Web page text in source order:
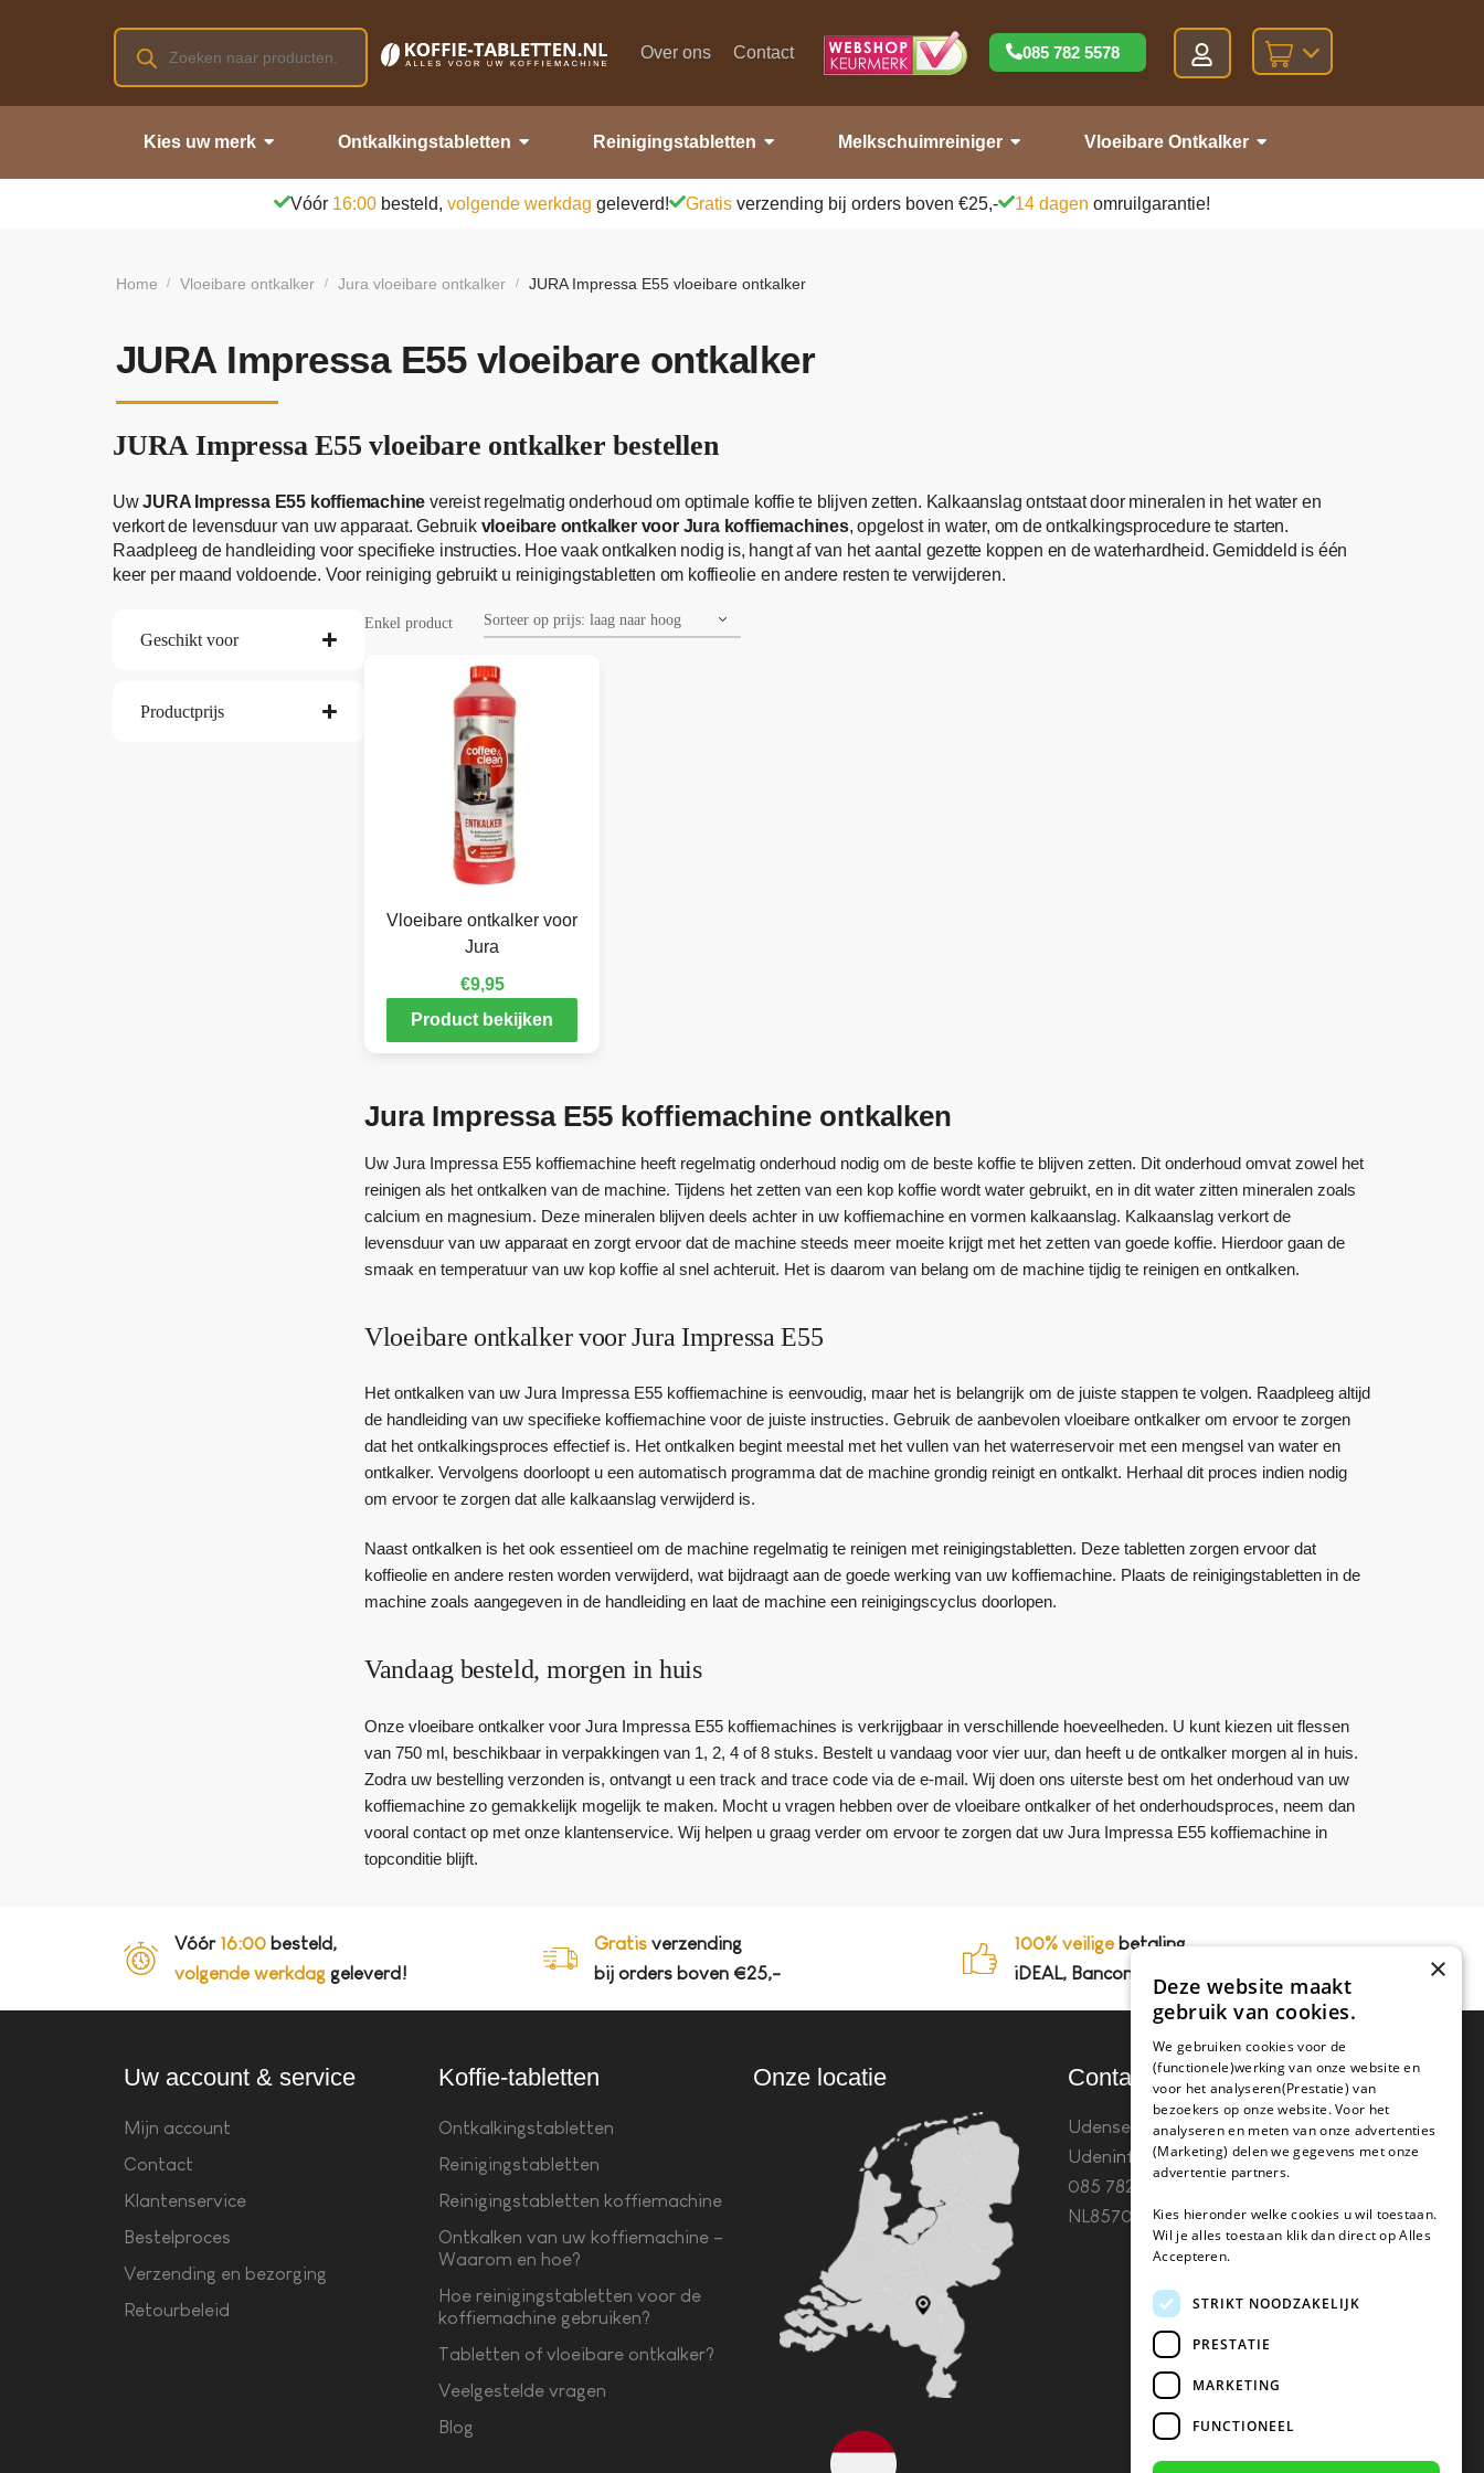
Over ons Contact 085 782 5578
Kies uw merk Ontkalkingstabletten Reinigingstabletten Melkschuimreiniger Vloeibare Ontkalker
Vóór 16:00 besteld, volgende werkdag geleverd! Gratis verzending bij orders boven €25,- 14 dagen omruilgarantie!
Home / Vloeibare ontkalker / Jura vloeibare ontkalker / JURA Impressa E55 vloeibare ontkalker
JURA Impressa E55 vloeibare ontkalker
JURA Impressa E55 vloeibare ontkalker bestellen
UwJURA Impressa E55 koffiemachine vereist regelmatig onderhoud om optimale koffie te blijven zetten. Kalkaanslag ontstaat door mineralen in het water en
verkort de levensduur van uw apparaat. Gebruik vloeibare ontkalker voor Jura koffiemachines, opgelost in water, om de ontkalkingsprocedure te starten.
Raadpleeg de handleiding voor specifieke instructies. Hoe vaak ontkalken nodig is, hangt af van het aantal gezette koppen en de waterhardheid. Gemiddeld is één
keer per maand voldoende. Voor reiniging gebruikt u reinigingstabletten om koffieolie en andere resten te verwijderen.
Geschikt voor
Productprijs
Enkel product
Vloeibare ontkalker voor
Jura
€9,95
Product bekijken
Jura Impressa E55 koffiemachine ontkalken
Uw Jura Impressa E55 koffiemachine heeft regelmatig onderhoud nodig om de beste koffie te blijven zetten. Dit onderhoud omvat zowel het
reinigen als het ontkalken van de machine. Tijdens het zetten van een kop koffie wordt water gebruikt, en in dit water zitten mineralen zoals
calcium en magnesium. Deze mineralen blijven deels achter in uw koffiemachine en vormen kalkaanslag. Kalkaanslag verkort de
levensduur van uw apparaat en zorgt ervoor dat de machine steeds meer moeite krijgt met het zetten van goede koffie. Hierdoor gaan de
smaak en temperatuur van uw kop koffie al snel achteruit. Het is daarom van belang om de machine tijdig te reinigen en ontkalken.
Vloeibare ontkalker voor Jura Impressa E55
Het ontkalken van uw Jura Impressa E55 koffiemachine is eenvoudig, maar het is belangrijk om de juiste stappen te volgen. Raadpleeg altijd
de handleiding van uw specifieke koffiemachine voor de juiste instructies. Gebruik de aanbevolen vloeibare ontkalker om ervoor te zorgen
dat het ontkalkingsproces effectief is. Het ontkalken begint meestal met het vullen van het waterreservoir met een mengsel van water en
ontkalker. Vervolgens doorloopt u een automatisch programma dat de machine grondig reinigt en ontkalkt. Herhaal dit proces indien nodig
om ervoor te zorgen dat alle kalkaanslag verwijderd is.
Naast ontkalken is het ook essentieel om de machine regelmatig te reinigen met reinigingstabletten. Deze tabletten zorgen ervoor dat
koffieolie en andere resten worden verwijderd, wat bijdraagt aan de goede werking van uw koffiemachine. Plaats de reinigingstabletten in de
machine zoals aangegeven in de handleiding en laat de machine een reinigingscyclus doorlopen.
Vandaag besteld, morgen in huis
Onze vloeibare ontkalker voor Jura Impressa E55 koffiemachines is verkrijgbaar in verschillende hoeveelheden. U kunt kiezen uit flessen
van 750 ml, beschikbaar in verpakkingen van 1, 2, 4 of 8 stuks. Bestelt u vandaag voor vier uur, dan heeft u de ontkalker morgen al in huis.
Zodra uw bestelling verzonden is, ontvangt u een track and trace code via de e-mail. Wij doen ons uiterste best om het onderhoud van uw
koffiemachine zo gemakkelijk mogelijk te maken. Mocht u vragen hebben over de vloeibare ontkalker of het onderhoudsproces, neem dan
vooral contact op met onze klantenservice. Wij helpen u graag verder om ervoor te zorgen dat uw Jura Impressa E55 koffiemachine in
topconditie blijft.
Vóór 16:00 besteld,
volgende werkdag geleverd!
Gratis verzending
bij orders boven €25,-
100% veiligebetaling,
iDEAL, Bancontact en op rekening
Uw account & service
Mijn account
Contact
Klantenservice
Bestelproces
Verzending en bezorging
Retourbeleid
Koffie-tabletten
Ontkalkingstabletten
Reinigingstabletten
Reinigingstabletten koffiemachine
Ontkalken van uw koffiemachine –
Waarom en hoe?
Hoe reinigingstabletten voor de
koffiemachine gebruiken?
Tabletten of vloeibare ontkalker?
Veelgestelde vragen
Blog
Onze locatie Contact
Udenseweg 8B 5405 PA
Udeninfo(@)koffie-tabletten.nlTel.
085 782 5578KvK 67529623 Btw:
NL857053759B01
×
Deze website maakt
gebruik van cookies.
We gebruiken cookies voor de
(functionele)werking van onze website en
voor het analyseren(Prestatie) van
bezoekers op onze website. Voor het
analyseren en meten van onze advertenties
(Marketing) delen we gegevens met onze
advertentie partners.
Kies hieronder welke cookies u wil toestaan.
Wil je alles toestaan klik dan direct op Alles
Accepteren.
STRIKT NOODZAKELIJK
PRESTATIE
MARKETING
FUNCTIONEEL